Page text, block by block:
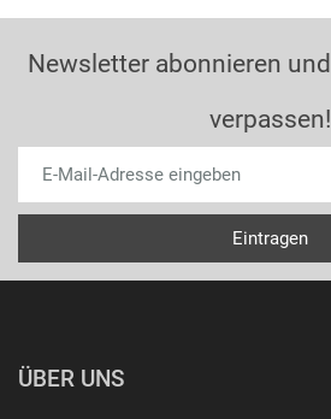
Newsletter abonnieren
verpassen!
ÜBER UNS